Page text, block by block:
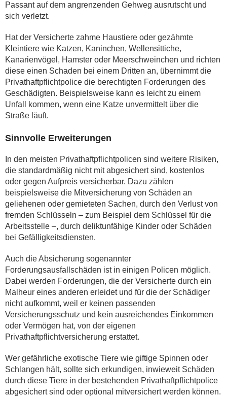
Passant auf dem angrenzenden Gehweg ausrutscht und
sich verletzt.
Hat der Versicherte zahme Haustiere oder gezähmte
Kleintiere wie Katzen, Kaninchen, Wellensittiche,
Kanarienvögel, Hamster oder Meerschweinchen und richten
diese einen Schaden bei einem Dritten an, übernimmt die
Privathaftpflichtpolice die berechtigten Forderungen des
Geschädigten. Beispielsweise kann es leicht zu einem
Unfall kommen, wenn eine Katze unvermittelt über die
Straße läuft.
Sinnvolle Erweiterungen
In den meisten Privathaftpflichtpolicen sind weitere Risiken,
die standardmäßig nicht mit abgesichert sind, kostenlos
oder gegen Aufpreis versicherbar. Dazu zählen
beispielsweise die Mitversicherung von Schäden an
geliehenen oder gemieteten Sachen, durch den Verlust von
fremden Schlüsseln – zum Beispiel dem Schlüssel für die
Arbeitsstelle –, durch deliktunfähige Kinder oder Schäden
bei Gefälligkeitsdiensten.
Auch die Absicherung sogenannter
Forderungsausfallschäden ist in einigen Policen möglich.
Dabei werden Forderungen, die der Versicherte durch ein
Malheur eines anderen erleidet und für die der Schädiger
nicht aufkommt, weil er keinen passenden
Versicherungsschutz und kein ausreichendes Einkommen
oder Vermögen hat, von der eigenen
Privathaftpflichtversicherung erstattet.
Wer gefährliche exotische Tiere wie giftige Spinnen oder
Schlangen hält, sollte sich erkundigen, inwieweit Schäden
durch diese Tiere in der bestehenden Privathaftpflichtpolice
abgesichert sind oder optional mitversichert werden können.